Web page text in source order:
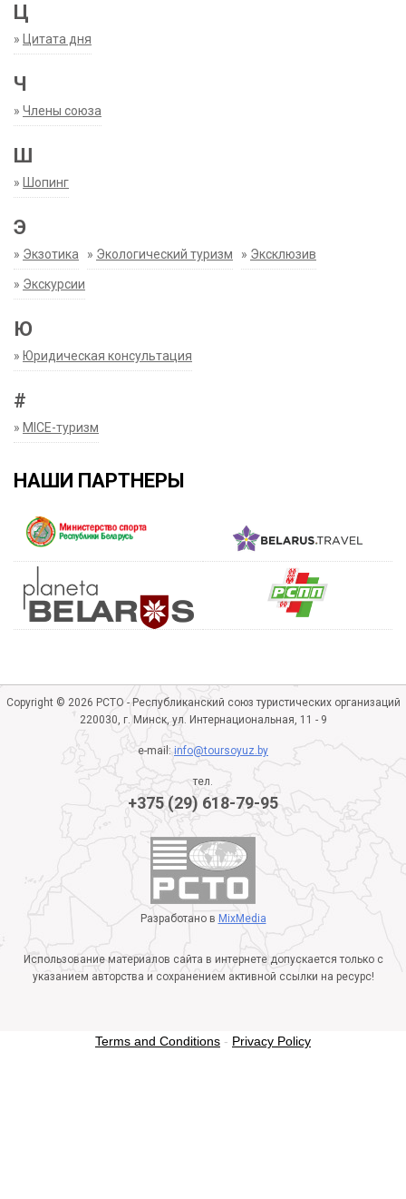
Ц
» Цитата дня
Ч
» Члены союза
Ш
» Шопинг
Э
» Экзотика » Экологический туризм » Эксклюзив
» Экскурсии
Ю
» Юридическая консультация
#
» MICE-туризм
НАШИ ПАРТНЕРЫ
Copyright © 2026 РСТО - Республиканский союз туристических организаций
220030, г. Минск, ул. Интернациональная, 11 - 9
e-mail:info@toursoyuz.by
тел.
+375 (29) 618-79-95
Разработано в MixMedia
Использование материалов сайта в интернете допускается только с
указанием авторства и сохранением активной ссылки на ресурс!
Terms and Conditions - Privacy Policy